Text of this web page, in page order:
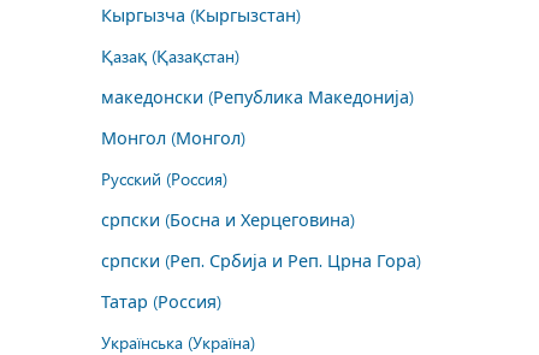
Кыргызча (Кыргызстан)
Қазақ (Қазақстан)
македонски (Република Македонија)
Монгол (Монгол)
Русский (Россия)
српски (Босна и Херцеговина)
српски (Реп. Србија и Реп. Црна Гора)
Татар (Россия)
Українська (Україна)